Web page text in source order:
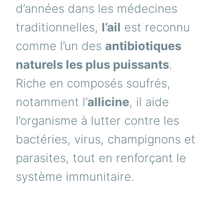
d’années dans les médecines
traditionnelles, l’ail est reconnu
comme l’un des antibiotiques
naturels les plus puissants.
Riche en composés soufrés,
notamment l’allicine, il aide
l’organisme à lutter contre les
bactéries, virus, champignons et
parasites, tout en renforçant le
système immunitaire.